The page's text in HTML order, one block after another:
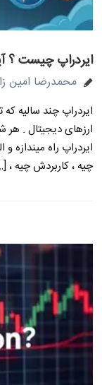
ایردراپ چیست ؟
محمدرضا امین
ایردراپ چند سالیه
ارزهای دیجیتال . هر
ایردراپ راه میندازه و
چیه ، کاربردش چیه ،